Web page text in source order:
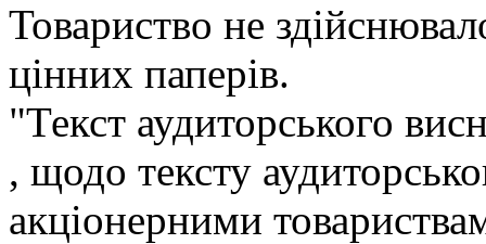
Товариство не
цiнних паперiв.
"Текст аудиторського
, щодо тексту
акцiонерними